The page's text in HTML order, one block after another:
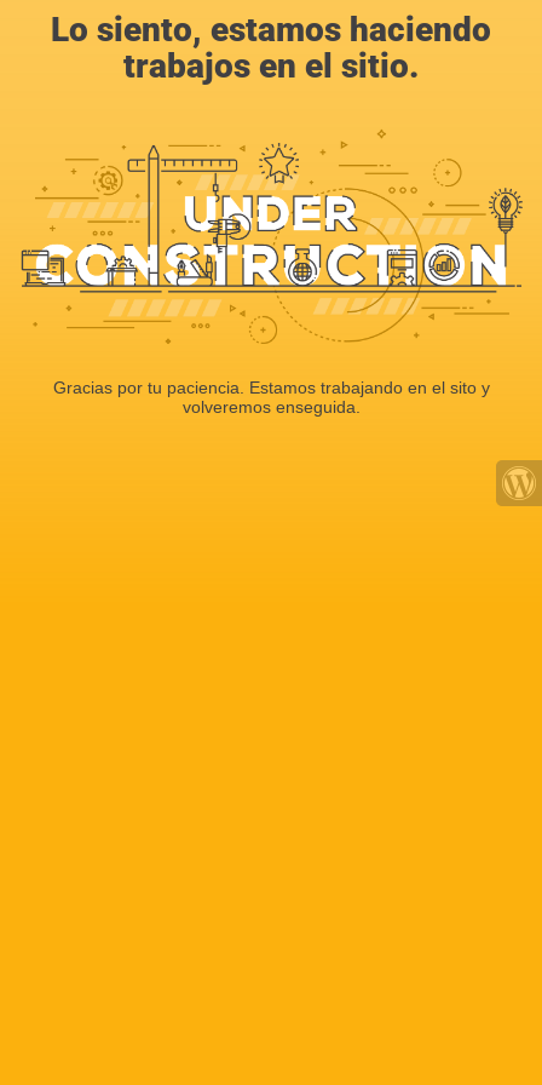
Lo siento, estamos haciendo
trabajos en el sitio.
Gracias por tu paciencia. Estamos trabajando en el sito y
volveremos enseguida.